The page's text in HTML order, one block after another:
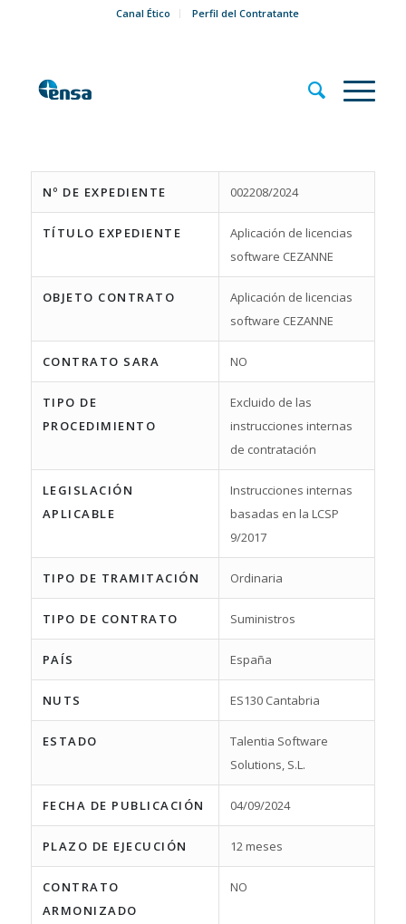
Canal Ético Perfil del Contratante
Nº DE EXPEDIENTE 002208/2024
TÍTULO EXPEDIENTE
Aplicación de licencias
software CEZANNE
OBJETO CONTRATO
Aplicación de licencias
software CEZANNE
CONTRATO SARA NO
TIPO DE
PROCEDIMIENTO
Excluido de las
instrucciones internas
de contratación
LEGISLACIÓN
APLICABLE
Instrucciones internas
basadas en la LCSP
9/2017
TIPO DE TRAMITACIÓN Ordinaria
TIPO DE CONTRATO Suministros
PAÍS España
NUTS ES130 Cantabria
ESTADO
Talentia Software
Solutions, S.L.
FECHA DE PUBLICACIÓN 04/09/2024
PLAZO DE EJECUCIÓN 12 meses
CONTRATO
ARMONIZADO
NO